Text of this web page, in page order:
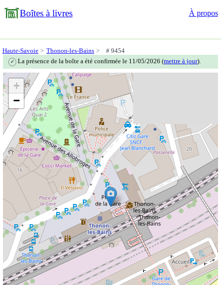
Boîtes à livres À propos
Haute-Savoie Thonon-les-Bains # 9454
✓ La présence de la boîte a été confirmée le 11/05/2026 (mettre à jour).
+
−